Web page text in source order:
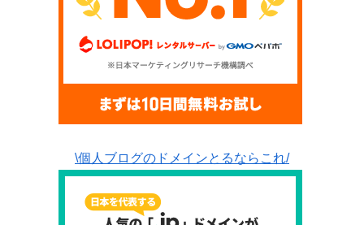
\個人ブログのドメインとるならこれ/